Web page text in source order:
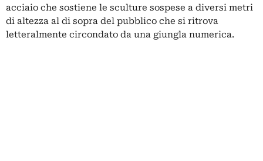
acciaio che sostiene le sculture sospese a diversi metri
di altezza al di sopra del pubblico che si ritrova
letteralmente circondato da una giungla numerica.